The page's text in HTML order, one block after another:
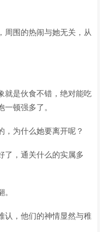
周围的热闹与她无关，从
就是伙食不错，绝对能吃
顿强多了。
，为什么她要离开呢？
了，通关什么的实属多
认，他们的神情显然与稚